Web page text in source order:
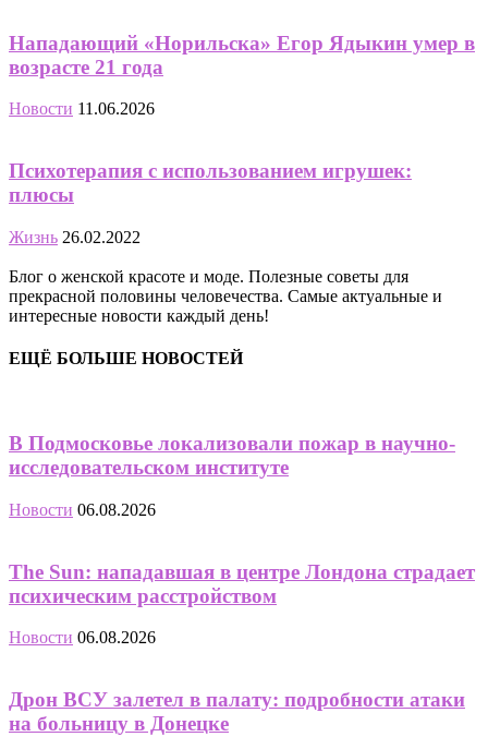
Нападающий «Норильска» Егор Ядыкин умер в
возрасте 21 года
Новости 11.06.2026
Психотерапия с использованием игрушек:
плюсы
Жизнь 26.02.2022
Блог о женской красоте и моде. Полезные советы для
прекрасной половины человечества. Самые актуальные и
интересные новости каждый день!
ЕЩЁ БОЛЬШЕ НОВОСТЕЙ
В Подмосковье локализовали пожар в научно-
исследовательском институте
Новости 06.08.2026
The Sun: нападавшая в центре Лондона страдает
психическим расстройством
Новости 06.08.2026
Дрон ВСУ залетел в палату: подробности атаки
на больницу в Донецке